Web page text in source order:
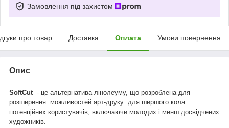
Замовлення під захистом
про товар Доставка Оплата Умови повернення
Опис
SoftCut - це альтернатива лінолеуму, що розроблена для
розширення можливостей арт-друку для ширшого кола
потенційних користувачів, включаючи молодих і менш досвідчених
художників.